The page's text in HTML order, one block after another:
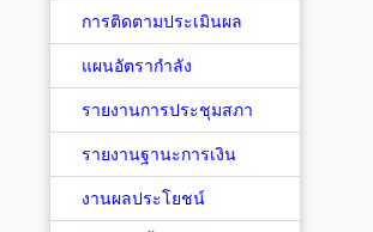
การติดตามประเมินผล
แผนอัตรากำลัง
รายงานการประชุมสภา
รายงานฐานะการเงิน
งานผลประโยชน์